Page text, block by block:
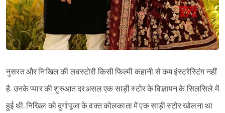
नुसरत और निखिल की लवस्टोरी किसी फिल्मी कहानी से कम इंस्टरेस्टिंग नहीं
है. उनके प्यार की शुरुआत दरअसल एक साड़ी स्टोर के विज्ञापन के सिलसिले में
हुई थी. निखिल को दुर्गापूजा के वक्त कोलकाता में एक साड़ी स्टोर खोलना था